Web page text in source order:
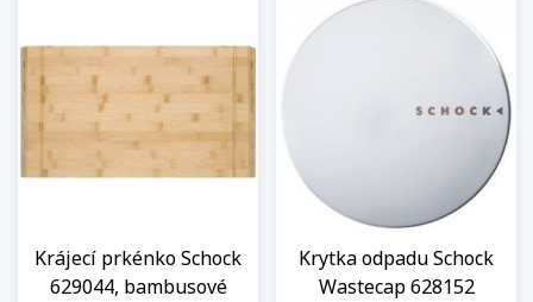
Krájecí prkénko Schock
629044, bambusové
Krytka odpadu Schock
Wastecap 628152